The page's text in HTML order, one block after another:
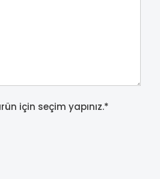
için seçim yapınız.*